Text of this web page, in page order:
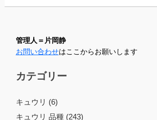
管理人＝片岡静
お問い合わせはここからお願いします
カテゴリー
キュウリ (6)
キュウリ 品種 (243)